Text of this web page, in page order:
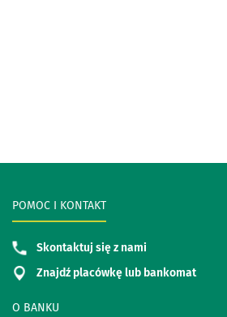
O BANKU
POMOC I KONTAKT
Skontaktuj się z nami
Znajdź placówkę lub bankomat